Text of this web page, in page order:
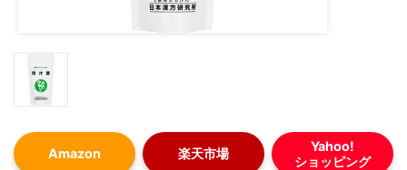
Amazon 楽天市場
Yahoo!
ショッピング